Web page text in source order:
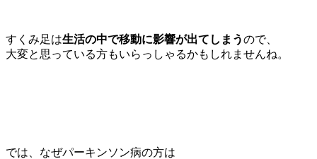
すくみ足は生活の中で移動に影響が出てしまうので、
大変と思っている方もいらっしゃるかもしれませんね。
では、なぜパーキンソン病の方は